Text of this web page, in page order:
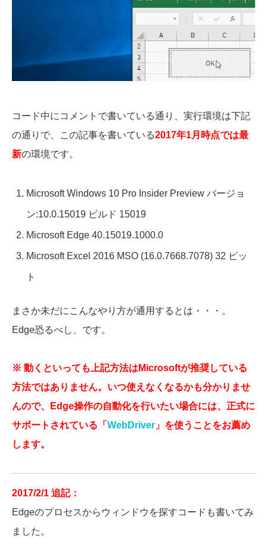
コード中にコメントで書いている通り、実行環境は下記
の通りで、この記事を書いている2017年1月時点では最
新の環境です。
Microsoft Windows 10 Pro Insider Preview バージョ
ン:10.0.15019 ビルド 15019
Microsoft Edge 40.15019.1000.0
Microsoft Excel 2016 MSO (16.0.7668.7078) 32 ビッ
ト
まさか未だにこんなやり方が通用するとは・・・。
Edge恐るべし、です。
※ 動くといっても上記方法はMicrosoftが推奨している
方法ではありません。いつ使えなくなるかも分かりませ
んので、Edge操作の自動化を行いたい場合には、正式に
サポートされている「 WebDriver 」を使うことをお薦め
します。
2017/2/1 追記：
Edgeのプロセスからウィンドウを探すコードも書いてみ
ました。